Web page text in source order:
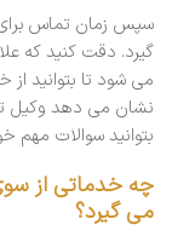
سپس زمان تماس برای
می شود تا بتوانید از
نشان می دهد وکیل
بتوانید سوالات مهم
می گیرد؟